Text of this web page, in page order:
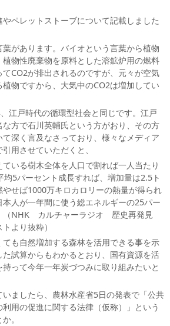
ペレットストーブについて記載しました
があります。バイオという言葉から植物
物性廃棄物を原料とした溶鉱炉用の燃料
CO2が排出されるのですが、元々が空気
物ですから、大気中のCO2は増加してい
江戸時代の循環型社会と同じです。江戸
方で石川英輔氏という方がおり、その方
深く言及なさっており、様々なメディア
用させていただくと、
ている樹木全体を人口で割れば一人当たり
5パーセント成長すれば、増加量は2.5ト
せば1000万キロカロリーの熱量が得られ
人が一年間に使う総エネルギーの25パー
（NHK カルチャーラジオ 歴史再発見
より抜粋）
も自然増加する森林を活用できる事を示
試算からもわかるとおり、国有資源を活
って今年一年炭づつみに取り組みたいと
ましたら、農林水産省5日の発表で「公共
用の促進に関する法律（仮称）」という
。